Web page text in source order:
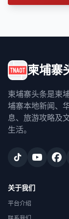
柬埔寨
柬埔寨头条是柬
埔寨本地新闻、
息、旅游攻略及
生活。
关于我们
平台介绍